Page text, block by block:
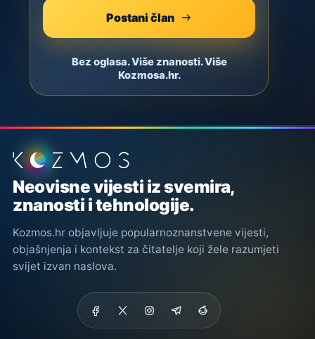
Postani član
Bez oglasa. Više znanosti. Više
Kozmosa.hr.
Podnožje stranice
Neovisne vijesti iz svemira,
znanosti i tehnologije.
Kozmos.hr objavljuje popularnoznanstvene vijesti,
objašnjenja i kontekst za čitatelje koji žele razumjeti
svijet izvan naslova.